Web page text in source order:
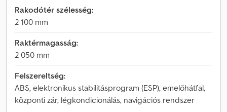
Rakodótér szélesség:
2 100 mm
Raktérmagasság:
2 050 mm
Felszereltség:
ABS, elektronikus stabilitásprogram (ESP), emelőhátfal,
központi zár, légkondicionálás, navigációs rendszer